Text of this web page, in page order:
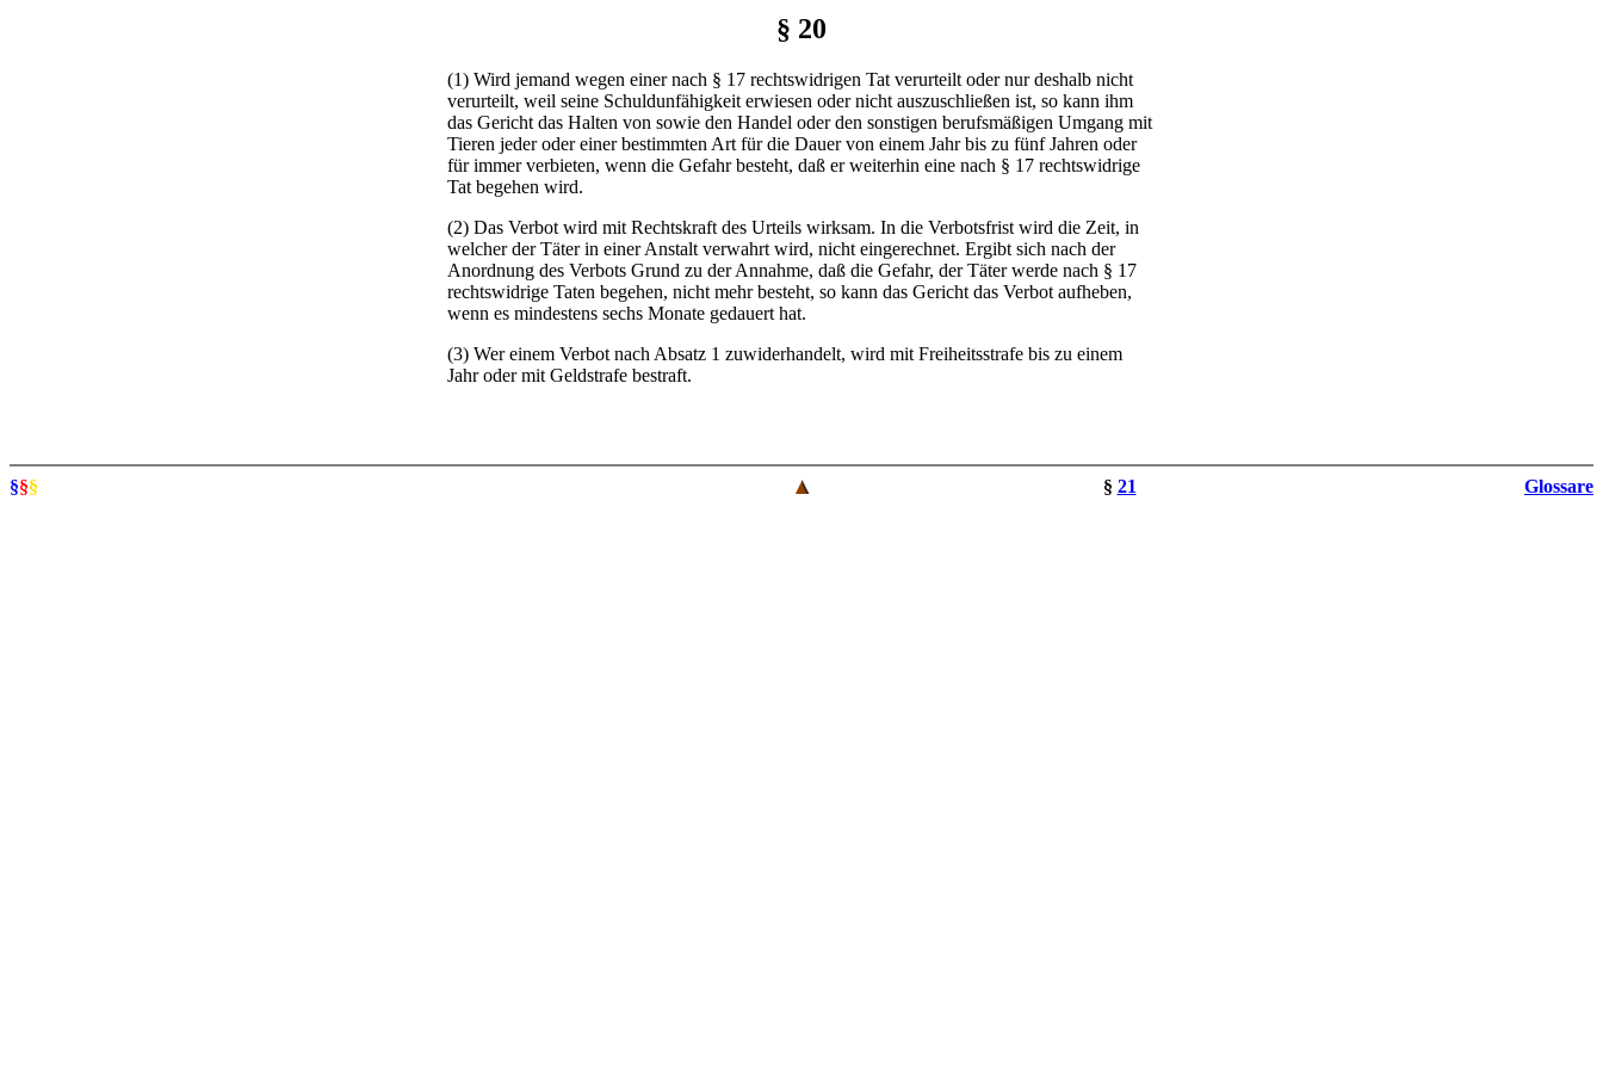
§ 20
(1) Wird jemand wegen einer nach § 17 rechtswidrigen Tat verurteilt oder nur deshalb nicht
verurteilt, weil seine Schuldunfähigkeit erwiesen oder nicht auszuschließen ist, so kann ihm
das Gericht das Halten von sowie den Handel oder den sonstigen berufsmäßigen Umgang mit
Tieren jeder oder einer bestimmten Art für die Dauer von einem Jahr bis zu fünf Jahren oder
für immer verbieten, wenn die Gefahr besteht, daß er weiterhin eine nach § 17 rechtswidrige
Tat begehen wird.
(2) Das Verbot wird mit Rechtskraft des Urteils wirksam. In die Verbotsfrist wird die Zeit, in
welcher der Täter in einer Anstalt verwahrt wird, nicht eingerechnet. Ergibt sich nach der
Anordnung des Verbots Grund zu der Annahme, daß die Gefahr, der Täter werde nach § 17
rechtswidrige Taten begehen, nicht mehr besteht, so kann das Gericht das Verbot aufheben,
wenn es mindestens sechs Monate gedauert hat.
(3) Wer einem Verbot nach Absatz 1 zuwiderhandelt, wird mit Freiheitsstrafe bis zu einem
Jahr oder mit Geldstrafe bestraft.
§§§ § 21 Glossare